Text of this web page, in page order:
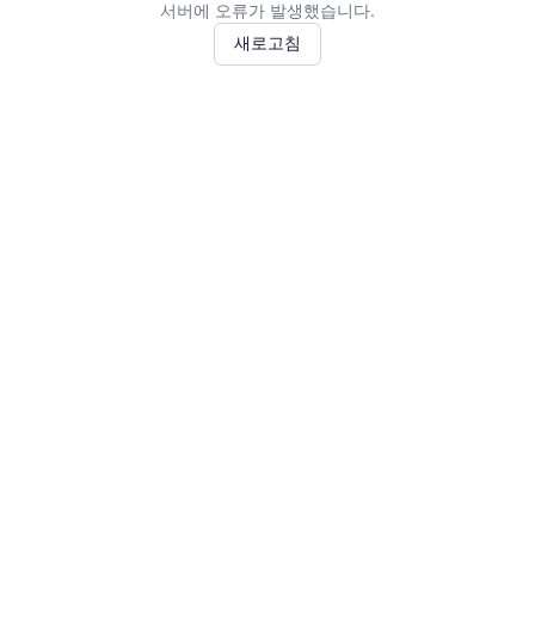
서버에 오류가 발생했습니다.
새로고침